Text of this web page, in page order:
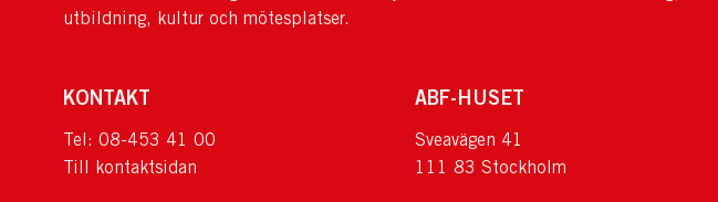
utbildning, kultur och mötesplatser.
KONTAKT
Tel: 08-453 41 00
Till kontaktsidan
ABF-HUSET
Sveavägen 41
111 83 Stockholm